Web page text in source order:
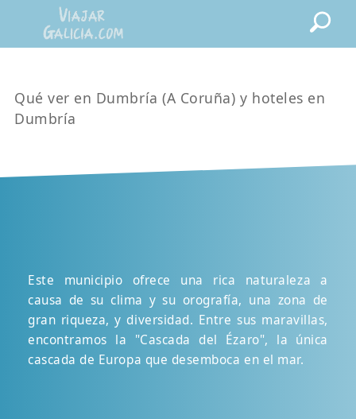
Qué ver en Dumbría (A Coruña) y hoteles en
Dumbría
Este municipio ofrece una rica naturaleza a
causa de su clima y su orografía, una zona de
gran riqueza, y diversidad. Entre sus maravillas,
encontramos la "Cascada del Ézaro", la única
cascada de Europa que desemboca en el mar.